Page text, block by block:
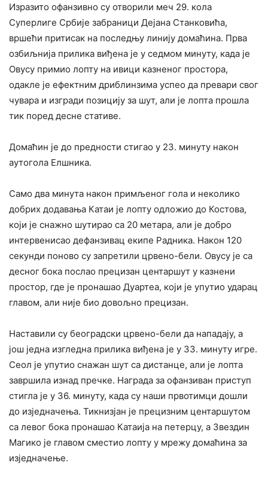
Изразито офанзивно су отворили меч 29. кола
Суперлиге Србије забраници Дејана Станковића,
вршећи притисак на последњу линију домаћина. Прва
озбиљнија прилика виђена је у седмом минуту, када је
Овусу примио лопту на ивици казненог простора,
одакле је ефектним дриблинзима успео да превари свог
чувара и изгради позицију за шут, али је лопта прошла
тик поред десне стативе.
Домаћин је до предности стигао у 23. минуту након
аутогола Елшника.
Само два минута након примљеног гола и неколико
добрих додавања Катаи је лопту одложио до Костова,
који је снажно шутирао са 20 метара, али је добро
интервенисао дефанзивац екипе Радника. Након 120
секунди поново су запретили црвено-бели. Овусу је са
десног бока послао прецизан центаршут у казнени
простор, где је пронашао Дуартеа, који је упутио ударац
главом, али није био довољно прецизан.
Наставили су београдски црвено-бели да нападају, а
још једна изгледна прилика виђена је у 33. минуту игре.
Сеол је упутио снажан шут са дистанце, али је лопта
завршила изнад пречке. Награда за офанзиван приступ
стигла је у 36. минуту, када су наши првотимци дошли
до изједначења. Тикнизјан је прецизним центаршутом
са левог бока пронашао Катаија на петерцу, а Звездин
Магико је главом сместио лопту у мрежу домаћина за
изједначење.